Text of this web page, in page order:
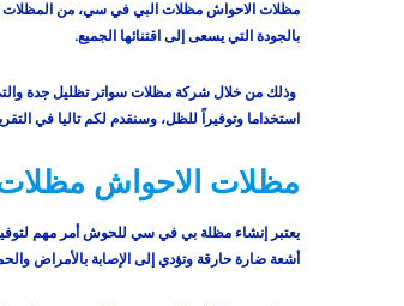
مظلات الاحواش مظلات البي في سي، من المظلات
بالجودة التي يسعى إلى اقتنائها الجميع.
وذلك من خلال شركة مظلات سواتر تظليل جدة
استخداما وتوفيراً للظل، وسنقدم لكم تاليا في
مظلات الاحواش
يعتبر إنشاء مظلة بي في سي للحوش أمر مهم
أشعة ضارة حارقة وتؤدي إلى الإصابة بالأمراض